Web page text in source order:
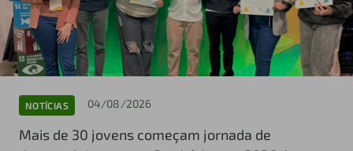
NOTÍCIAS 04/08/2026
Mais de 30 jovens começam jornada de